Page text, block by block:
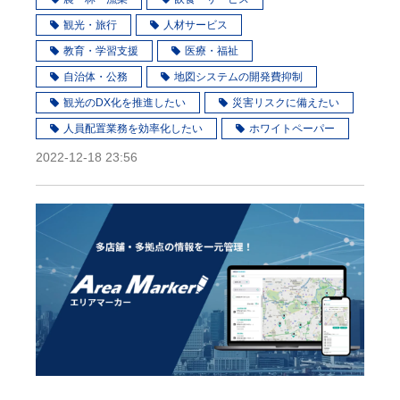
観光・旅行 人材サービス
教育・学習支援 医療・福祉
自治体・公務 地図システムの開発費抑制
観光のDX化を推進したい 災害リスクに備えたい
人員配置業務を効率化したい ホワイトペーパー
2022-12-18 23:56